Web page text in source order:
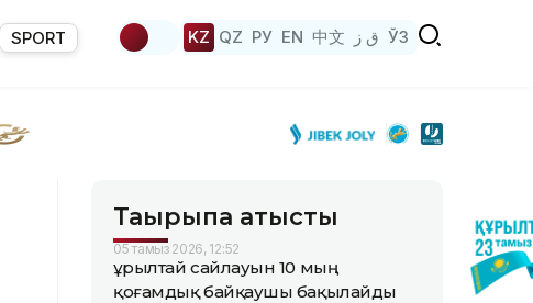
SPORT KZ QZ РУ EN 中文 ق ز ЎЗ
Тақырыпқа қатысты
05 тамыз 2026, 12:52
Құрылтай сайлауын 10 мың
қоғамдық байқаушы бақылайды